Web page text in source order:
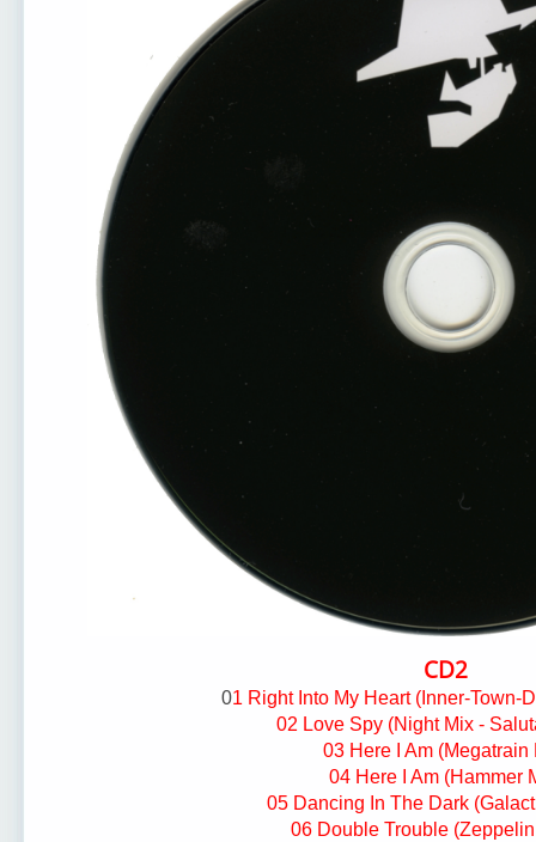
CD2
01 Right Into My Heart (Inner-Town-
02 Love Spy (Night Mix -
03 Here I Am (Megatrain
04 Here I Am (Hammer
05 Dancing In The Dark
06 Double Trouble